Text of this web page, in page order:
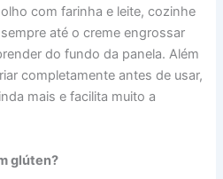
com farinha e leite, cozinhe
até o creme engrossar
do fundo da panela. Além
completamente antes de usar,
mais e facilita muito a
glúten?